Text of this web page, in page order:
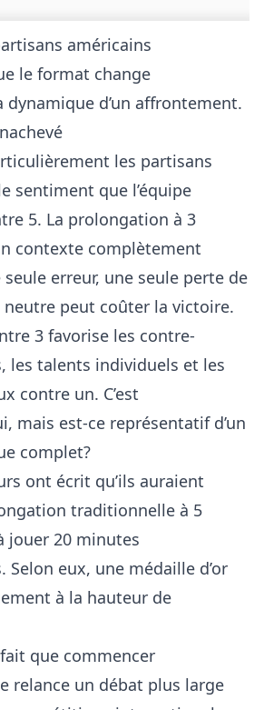
américains
le format change
d’un affrontement.
les partisans
sentiment que l’équipe
5. La prolongation à 3
contexte complètement
erreur, une seule perte de
neutre peut coûter la victoire.
3 favorise les contre-
les talents individuels et les
contre un. C’est
mais est-ce représentatif d’un
complet?
ont écrit qu’ils auraient
traditionnelle à 5
jouer 20 minutes
Selon eux, une médaille d’or
à la hauteur de
que commencer
relance un débat plus large